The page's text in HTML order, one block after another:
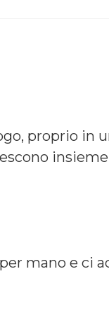
proprio in
mano e ci